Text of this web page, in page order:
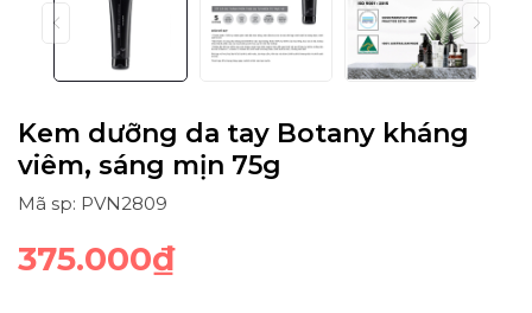
Kem dưỡng da tay Botany kháng
viêm, sáng mịn 75g
Mã sp: PVN2809
375.000₫